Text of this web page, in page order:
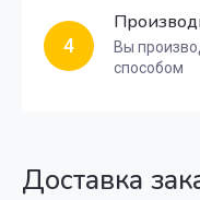
4
Вы
способом
Доставка